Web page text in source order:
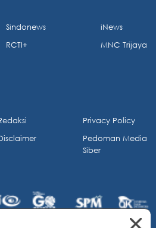
Sindonews
RCTI+
iNews
MNC Trijaya
Privacy Policy
Pedoman Media
Siber